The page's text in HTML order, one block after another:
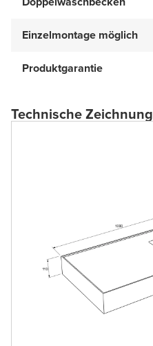
Einzelmontage möglich
Produktgarantie
Technische Zeichnung